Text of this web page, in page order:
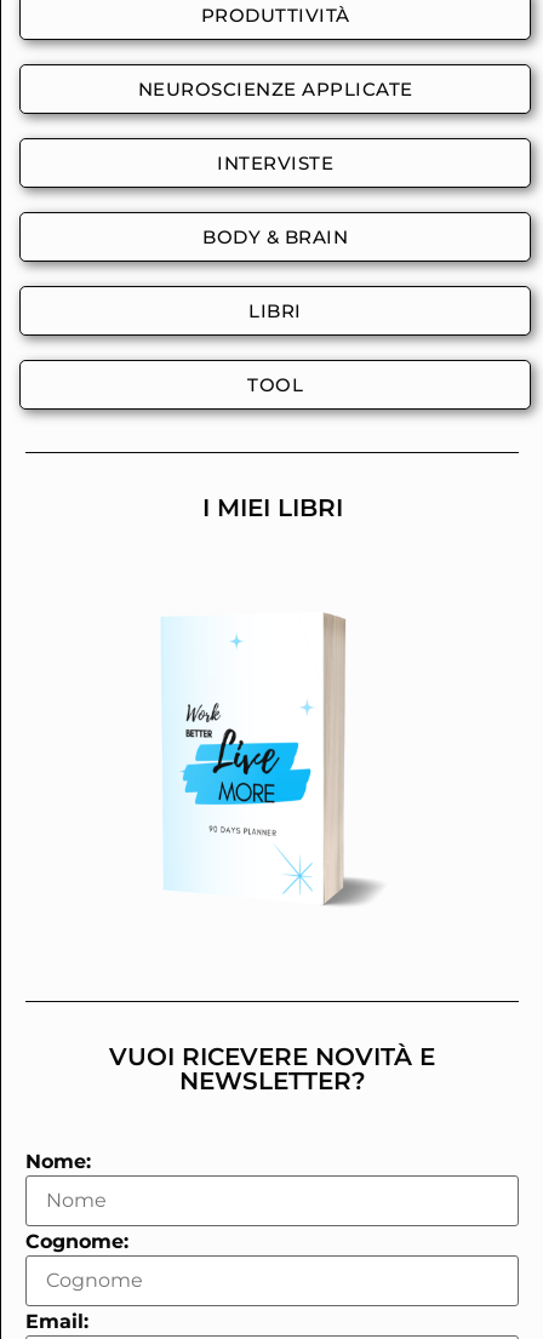
PRODUTTIVITÀ
NEUROSCIENZE APPLICATE
INTERVISTE
BODY & BRAIN
LIBRI
TOOL
I MIEI LIBRI
VUOI RICEVERE NOVITÀ E
NEWSLETTER?
Nome:
Cognome:
Email: